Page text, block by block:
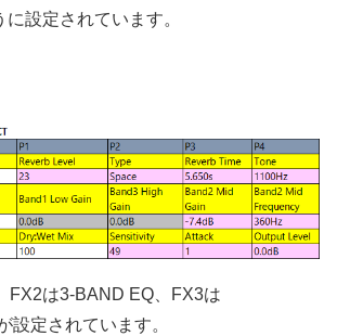
設定されています。
FX2は3-BAND EQ、FX3は
設定されています。